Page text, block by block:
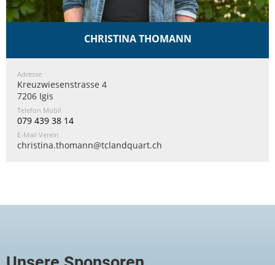
CHRISTINA THOMANN
Adresse
Kreuzwiesenstrasse 4
7206 Igis
Telefon Mobil
079 439 38 14
E-Mail Verein
christina.thomann@tclandquart.ch